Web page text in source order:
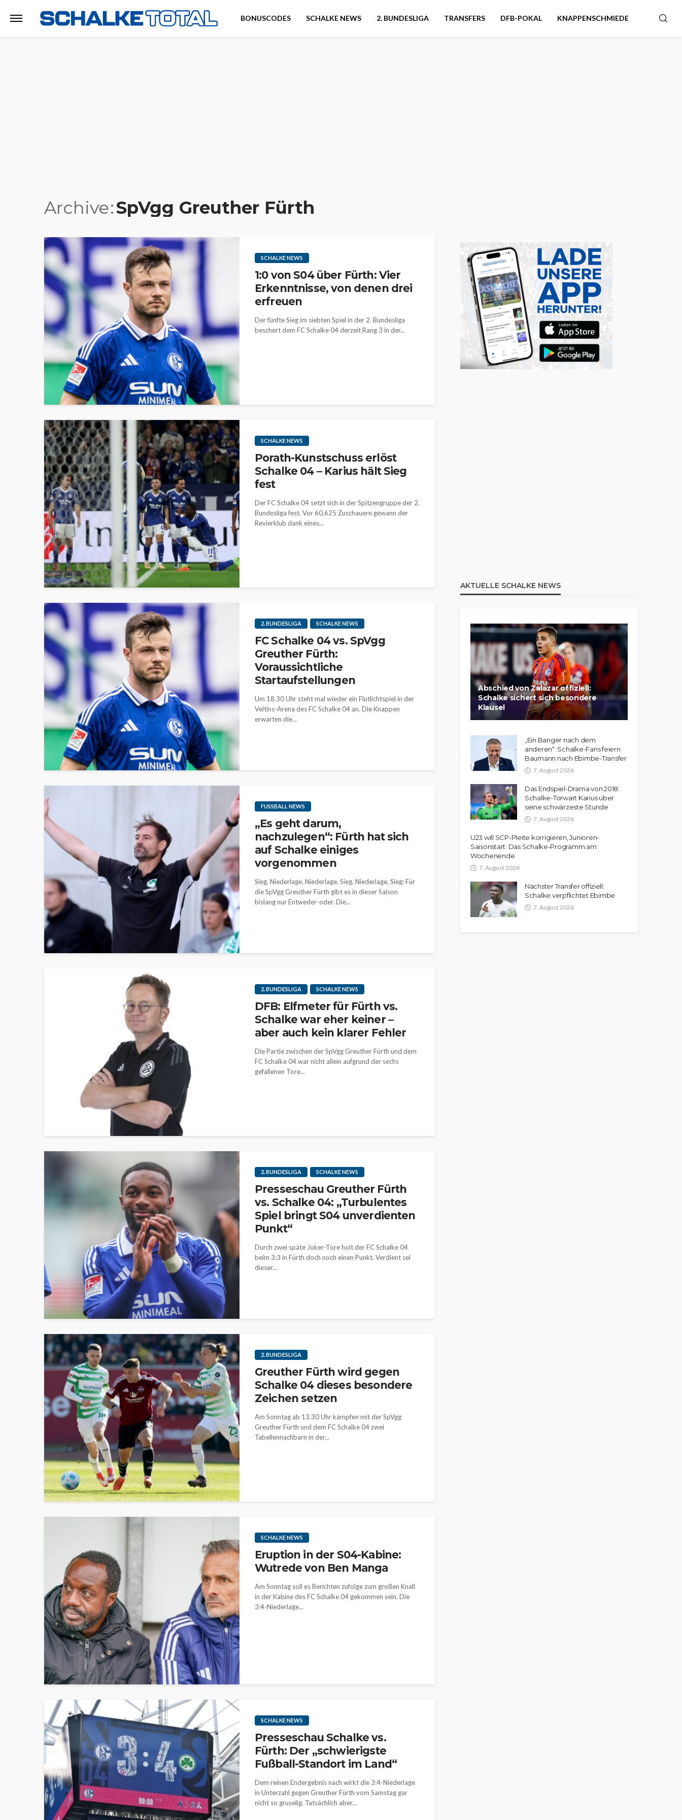
BONUSCODES SCHALKE NEWS 2. BUNDESLIGA TRANSFERS DFB-POKAL KNAPPENSCHMIEDE
Archive SpVgg Greuther Fürth
SCHALKE NEWS
1:0 von S04 über Fürth: Vier
Erkenntnisse, von denen drei
erfreuen
Der fünfte Sieg im siebten Spiel in der 2. Bundesliga
beschert dem FC Schalke 04 derzeit Rang 3 in der...
SCHALKE NEWS
Porath-Kunstschuss erlöst
Schalke 04 – Karius hält Sieg
fest
Der FC Schalke 04 setzt sich in der Spitzengruppe der 2.
Bundesliga fest. Vor 60.625 Zuschauern gewann der
Revierklub dank eines...
2. BUNDESLIGA SCHALKE NEWS
FC Schalke 04 vs. SpVgg
Greuther Fürth:
Voraussichtliche
Startaufstellungen
Um 18.30 Uhr steht mal wieder ein Flutlichtspiel in der
Veltins-Arena des FC Schalke 04 an. Die Knappen
erwarten die...
FUSSBALL NEWS
„Es geht darum,
nachzulegen“: Fürth hat sich
auf Schalke einiges
vorgenommen
Sieg, Niederlage, Niederlage, Sieg, Niederlage, Sieg: Für
die SpVgg Greuther Fürth gibt es in dieser Saison
bislang nur Entweder-oder. Die...
2. BUNDESLIGA SCHALKE NEWS
DFB: Elfmeter für Fürth vs.
Schalke war eher keiner –
aber auch kein klarer Fehler
Die Partie zwischen der SpVgg Greuther Fürth und dem
FC Schalke 04 war nicht allein aufgrund der sechs
gefallenen Tore...
2. BUNDESLIGA SCHALKE NEWS
Presseschau Greuther Fürth
vs. Schalke 04: „Turbulentes
Spiel bringt S04 unverdienten
Punkt“
Durch zwei späte Joker-Tore holt der FC Schalke 04
beim 3:3 in Fürth doch noch einen Punkt. Verdient sei
dieser...
2. BUNDESLIGA
Greuther Fürth wird gegen
Schalke 04 dieses besondere
Zeichen setzen
Am Sonntag ab 13.30 Uhr kämpfen mit der SpVgg
Greuther Fürth und dem FC Schalke 04 zwei
Tabellennachbarn in der...
SCHALKE NEWS
Eruption in der S04-Kabine:
Wutrede von Ben Manga
Am Sonntag soll es Berichten zufolge zum großen Knall
in der Kabine des FC Schalke 04 gekommen sein. Die
3:4-Niederlage...
SCHALKE NEWS
Presseschau Schalke vs.
Fürth: Der „schwierigste
Fußball-Standort im Land“
Dem reinen Endergebnis nach wirkt die 3:4-Niederlage
in Unterzahl gegen Greuther Fürth vom Samstag gar
nicht so gruselig. Tatsächlich aber...
AKTUELLE SCHALKE NEWS
Abschied von Zalazar offiziell:
Schalke sichert sich besondere
Klausel
„Ein Banger nach dem
anderen“: Schalke-Fans feiern
Baumann nach Ebimbe-Transfer
7. August 2026
Das Endspiel-Drama von 2018:
Schalke-Torwart Karius über
seine schwärzeste Stunde
7. August 2026
U23 will SCP-Pleite korrigieren, Junioren-
Saisonstart: Das Schalke-Programm am
Wochenende
7. August 2026
Nächster Transfer offiziell:
Schalke verpflichtet Ebimbe
7. August 2026